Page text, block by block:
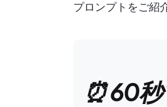
プロンプトをご紹
⏰ 60